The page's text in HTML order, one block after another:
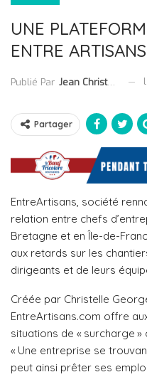
UNE
ENTRE
Publié Par Jean Christophe Collet
Partager
EntreArtisans, société
relation entre chefs
Bretagne et en Île-de-
aux retards sur les
dirigeants et de leurs
Créée par Christelle
EntreArtisans.com offre
situations de « surcharge
« Une entreprise se
peut ainsi prêter ses